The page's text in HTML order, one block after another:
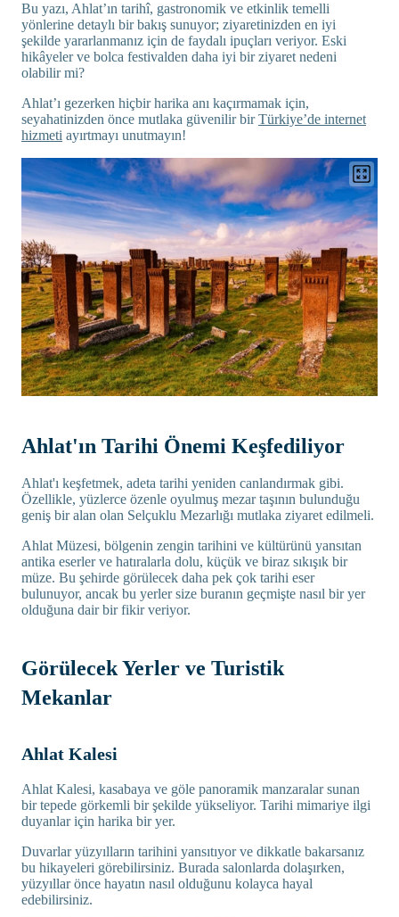
Bu yazı, Ahlat’ın tarihî, gastronomik ve etkinlik temelli
yönlerine detaylı bir bakış sunuyor; ziyaretinizden en iyi
şekilde yararlanmanız için de faydalı ipuçları veriyor. Eski
hikâyeler ve bolca festivalden daha iyi bir ziyaret nedeni
olabilir mi?
Ahlat’ı gezerken hiçbir harika anı kaçırmamak için,
seyahatinizden önce mutlaka güvenilir birTürkiye’de internet
hizmeti ayırtmayı unutmayın!
Ahlat'ın Tarihi Önemi Keşfediliyor
Ahlat'ı keşfetmek, adeta tarihi yeniden canlandırmak gibi.
Özellikle, yüzlerce özenle oyulmuş mezar taşının bulunduğu
geniş bir alan olan Selçuklu Mezarlığı mutlaka ziyaret edilmeli.
Ahlat Müzesi, bölgenin zengin tarihini ve kültürünü yansıtan
antika eserler ve hatıralarla dolu, küçük ve biraz sıkışık bir
müze. Bu şehirde görülecek daha pek çok tarihi eser
bulunuyor, ancak bu yerler size buranın geçmişte nasıl bir yer
olduğuna dair bir fikir veriyor.
Görülecek Yerler ve Turistik
Mekanlar
Ahlat Kalesi
Ahlat Kalesi, kasabaya ve göle panoramik manzaralar sunan
bir tepede görkemli bir şekilde yükseliyor. Tarihi mimariye ilgi
duyanlar için harika bir yer.
Duvarlar yüzyılların tarihini yansıtıyor ve dikkatle bakarsanız
bu hikayeleri görebilirsiniz. Burada salonlarda dolaşırken,
yüzyıllar önce hayatın nasıl olduğunu kolayca hayal
edebilirsiniz.